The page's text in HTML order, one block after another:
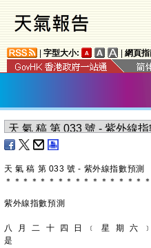
字型大小: 網頁
天 氣 稿 第 033 號 - 紫外線指數預測
＊ ＊ ＊ ＊ ＊ ＊ ＊ ＊ ＊ ＊ ＊ ＊ ＊ ＊ ＊ ＊ ＊
紫外線指數預測
八 月 二 十 四 日 ﹝ 星 期 六
是